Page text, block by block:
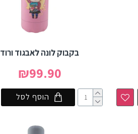
בקבוק לונה לאבגוד ורוד
₪99.90
הוסף לסל